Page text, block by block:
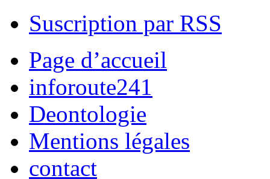
Suscription par RSS
Page d’accueil
inforoute241
Deontologie
Mentions légales
contact